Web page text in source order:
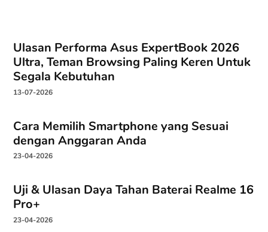
Ulasan Performa Asus ExpertBook 2026
Ultra, Teman Browsing Paling Keren Untuk
Segala Kebutuhan
13-07-2026
Cara Memilih Smartphone yang Sesuai
dengan Anggaran Anda
23-04-2026
Uji & Ulasan Daya Tahan Baterai Realme 16
Pro+
23-04-2026